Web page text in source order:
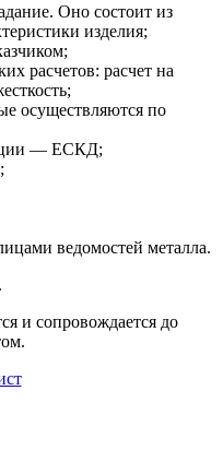
Оно состоит из
изделия;
расчетов: расчет на
осуществляются по
— ЕСКД;
ведомостей металла.
и сопровождается до